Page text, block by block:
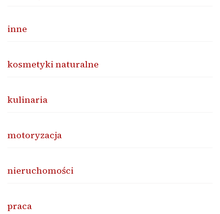
inne
kosmetyki naturalne
kulinaria
motoryzacja
nieruchomości
praca